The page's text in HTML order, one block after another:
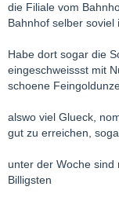
die Filiale vom
Bahnhof selber soviel
Habe dort sogar die
eingeschweissst mit
schoene
alswo viel Glueck,
gut zu erreichen,
unter der Woche sind
Billigsten